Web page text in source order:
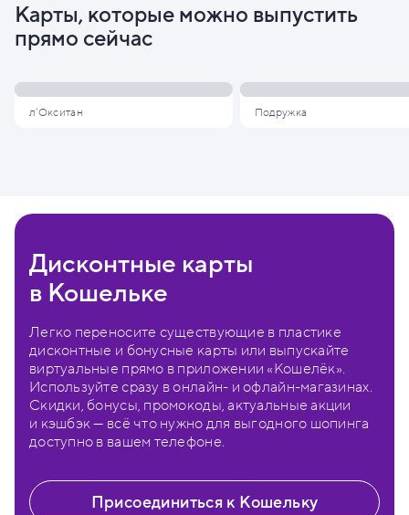
Карты, которые можно выпустить
прямо сейчас
л'Окситан Подружка
Дисконтные карты
в Кошельке
Легко переносите существующие в пластике
дисконтные и бонусные карты или выпускайте
виртуальные прямо в приложении «Кошелёк».
Используйте сразу в онлайн- и офлайн-магазинах.
Скидки, бонусы, промокоды, актуальные акции
и кэшбэк — всё что нужно для выгодного шопинга
доступно в вашем телефоне.
Присоединиться к Кошельку